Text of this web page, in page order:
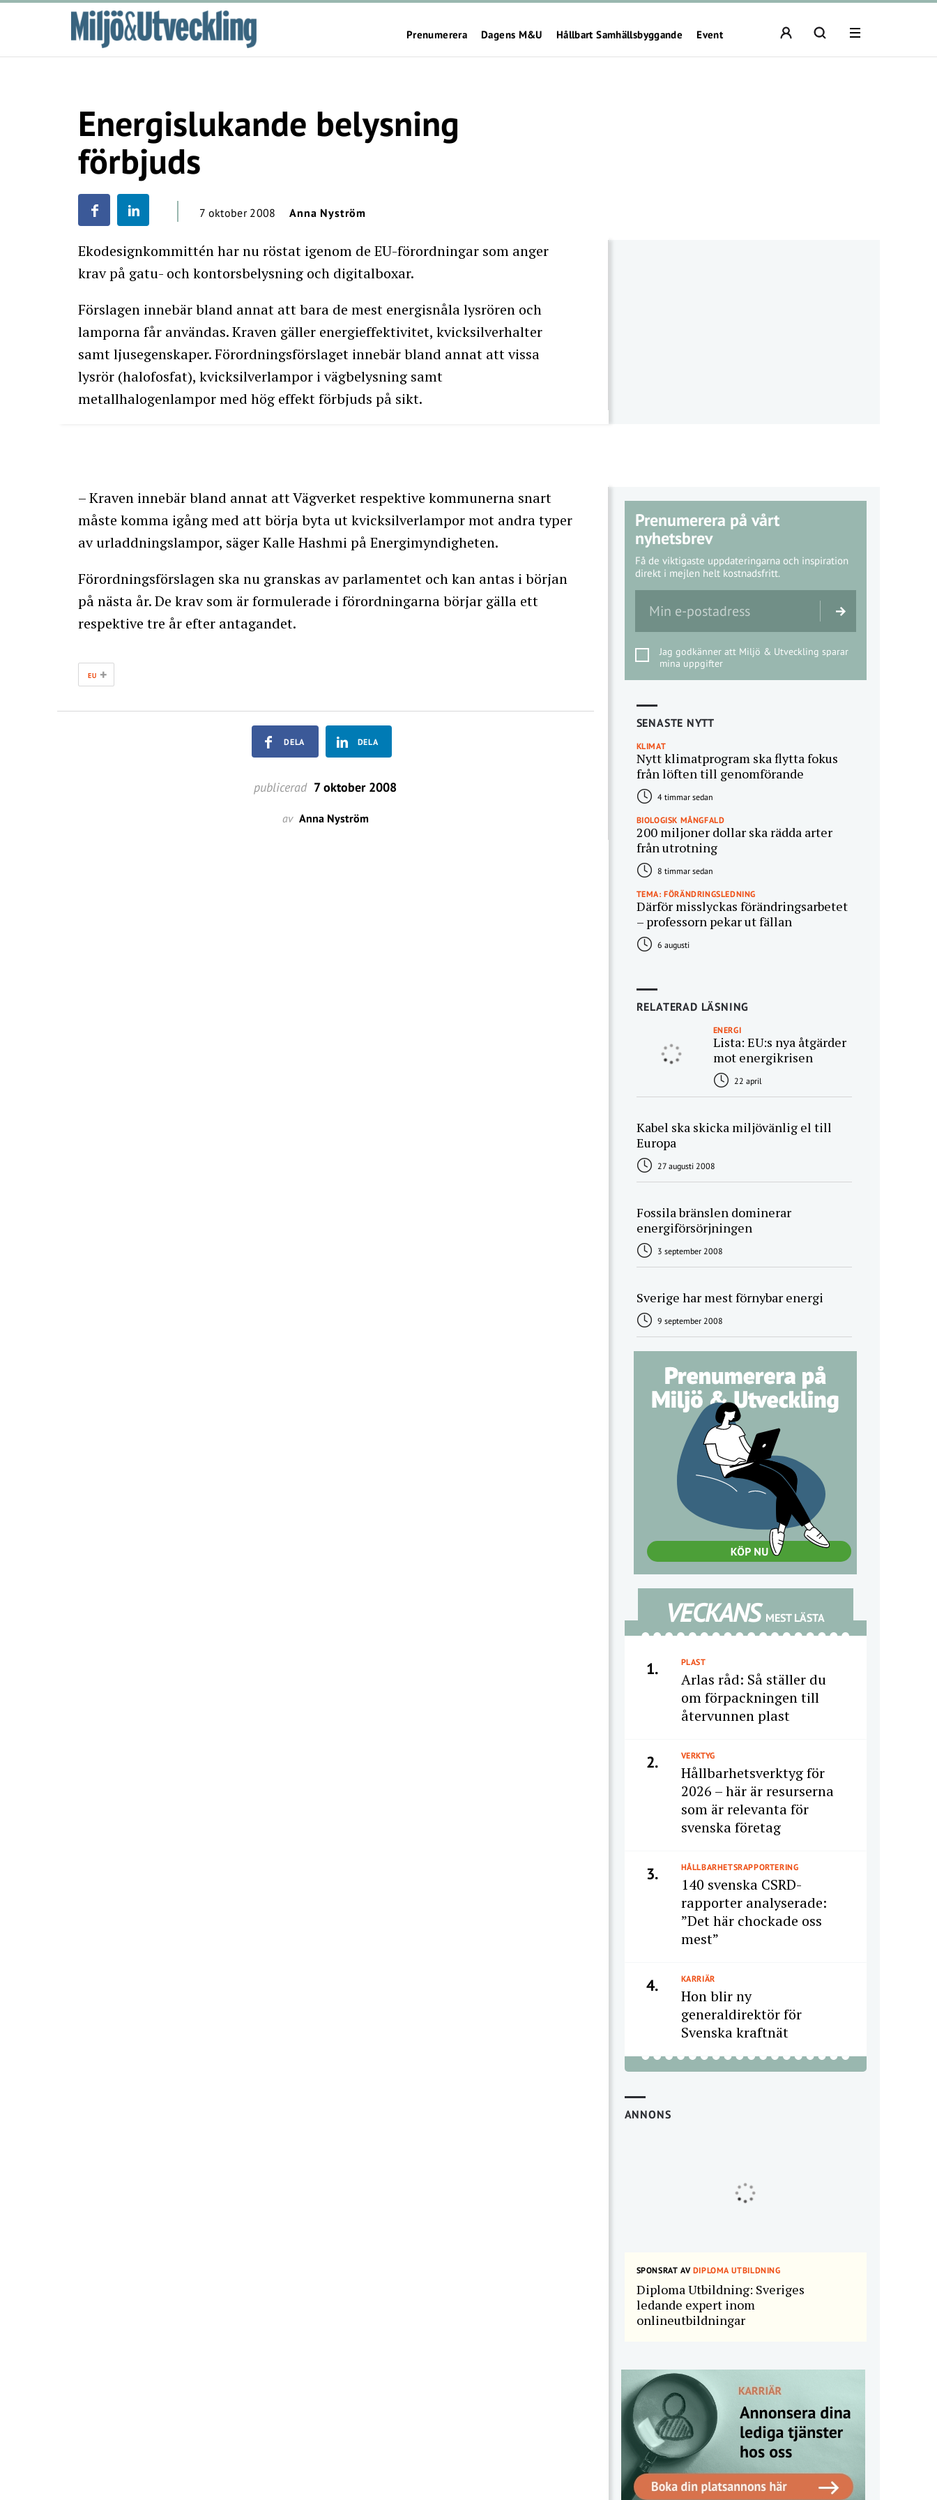
Prenumerera Dagens M&U Hållbart Samhällsbyggande Event
Energislukande belysning
förbjuds
7 oktober 2008 Anna Nyström
Ekodesignkommittén har nu röstat igenom de EU-förordningar som anger
krav på gatu- och kontorsbelysning och digitalboxar.
Förslagen innebär bland annat att bara de mest energisnåla lysrören och
lamporna får användas. Kraven gäller energieffektivitet, kvicksilverhalter
samt ljusegenskaper. Förordningsförslaget innebär bland annat att vissa
lysrör (halofosfat), kvicksilverlampor i vägbelysning samt
metallhalogenlampor med hög effekt förbjuds på sikt.
– Kraven innebär bland annat att Vägverket respektive kommunerna snart
måste komma igång med att börja byta ut kvicksilverlampor mot andra typer
av urladdningslampor, säger Kalle Hashmi på Energimyndigheten.
Förordningsförslagen ska nu granskas av parlamentet och kan antas i början
på nästa år. De krav som är formulerade i förordningarna börjar gälla ett
respektive tre år efter antagandet.
EU +
DELA DELA
publicerad 7 oktober 2008
av Anna Nyström
Prenumerera på vårt
nyhetsbrev
Få de viktigaste uppdateringarna och inspiration
direkt i mejlen helt kostnadsfritt.
Jag godkänner att Miljö & Utveckling sparar
mina uppgifter
SENASTE NYTT
KLIMAT
Nytt klimatprogram ska flytta fokus
från löften till genomförande
4 timmar sedan
BIOLOGISK MÅNGFALD
200 miljoner dollar ska rädda arter
från utrotning
8 timmar sedan
TEMA: FÖRÄNDRINGSLEDNING
Därför misslyckas förändringsarbetet
– professorn pekar ut fällan
6 augusti
RELATERAD LÄSNING
ENERGI
Lista: EU:s nya åtgärder
mot energikrisen
22 april
Kabel ska skicka miljövänlig el till
Europa
27 augusti 2008
Fossila bränslen dominerar
energiförsörjningen
3 september 2008
Sverige har mest förnybar energi
9 september 2008
VECKANS MEST LÄSTA
1. PLAST
Arlas råd: Så ställer du
om förpackningen till
återvunnen plast
2. VERKTYG
Hållbarhetsverktyg för
2026 – här är resurserna
som är relevanta för
svenska företag
3. HÅLLBARHETSRAPPORTERING
140 svenska CSRD-
rapporter analyserade:
”Det här chockade oss
mest”
4. KARRIÄR
Hon blir ny
generaldirektör för
Svenska kraftnät
ANNONS
SPONSRAT AVDIPLOMA UTBILDNING
Diploma Utbildning: Sveriges
ledande expert inom
onlineutbildningar